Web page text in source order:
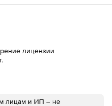
лицензии
лицам и ИП – не